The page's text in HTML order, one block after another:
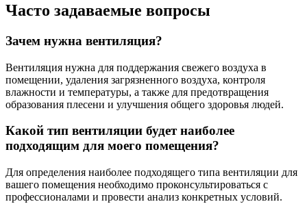
Часто задаваемые вопросы
Зачем нужна вентиляция?
Вентиляция нужна для поддержания свежего воздуха в
помещении, удаления загрязненного воздуха, контроля
влажности и температуры, а также для предотвращения
образования плесени и улучшения общего здоровья людей.
Какой тип вентиляции будет наиболее
подходящим для моего помещения?
Для определения наиболее подходящего типа вентиляции для
вашего помещения необходимо проконсультироваться с
профессионалами и провести анализ конкретных условий.